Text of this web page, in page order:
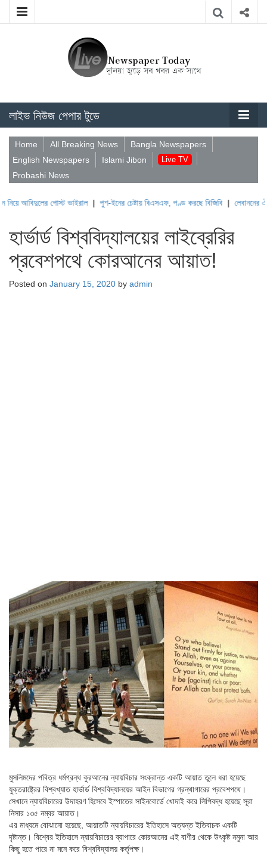
লাইভ নিউজ পেপার টুডে
Home All Breaking News
Bangla Newspapers
English Newspapers
Islami Jibon Live TV
Probashi News
পোস্ট ভাইরাল|পুশ-ইনের চেষ্টায় বিএসএফ, পণ্ড করছে বিজিবি|লেবাননের ঐতিহাসিক
হার্ভার্ড বিশ্ববিদ্যালয়ের লাইব্রেরির
প্রবেশপথে কোরআনের আয়াত!
Posted on January 15, 2020 by admin
মুসলিমদের পবিত্র ধর্মগ্রন্থ কুরআনের ন্যায়বিচার সংক্রান্ত একটি আয়াত তুলে ধরা হয়েছে
যুক্তরাষ্ট্রের বিশ্বখ্যাত হার্ভার্ড বিশ্ববিদ্যালয়ের আইন বিভাগের গ্রন্থাগারের প্রবেশপথে।
সেখানে ন্যায়বিচারের উদাহরণ হিসেবে ইস্পাতের সাইনবোর্ডে খোদাই করে লিপিবদ্ধ হয়েছে সূরা
নিসার ১৩৫ নম্বর আয়াত।
এর মাধ্যমে বোঝানো হয়েছে, আয়াতটি ন্যায়বিচারের ইতিহাসে অত্যন্ত ইতিবাচক একটি
দৃষ্টান্ত। বিশ্বের ইতিহাসে ন্যায়বিচারের ব্যাপারে কোরআনের এই বাণীর থেকে উৎকৃষ্ট নমুনা আর
কিছু হতে পারে না মনে করে বিশ্ববিদ্যালয় কর্তৃপক্ষ।